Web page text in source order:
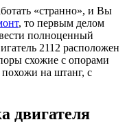
«странно», и Вы
, то первым делом
полноценный
2112 расположен
схожие с опорами
похожи на штанг, с
двигателя